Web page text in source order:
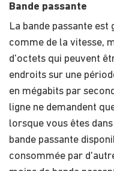
Bande passante
La bande passante
comme de la vitesse,
d'octets qui peuvent
endroits sur une
en mégabits par
ligne ne demandent
lorsque vous êtes
bande passante
consommée par